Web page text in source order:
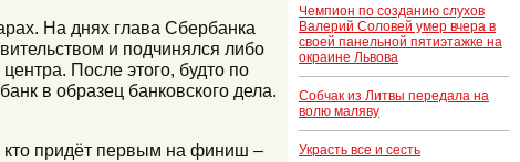
На днях глава Сбербанка
и подчинялся либо
После этого, будто по
в образец банковского дела.
кто придёт первым на финиш –
Чемпион по созданию слухов
Валерий Соловей умер вчера в
своей панельной пятиэтажке на
окраине Львова
Собчак из Литвы передала на
волю маляву
Украсть все и сесть